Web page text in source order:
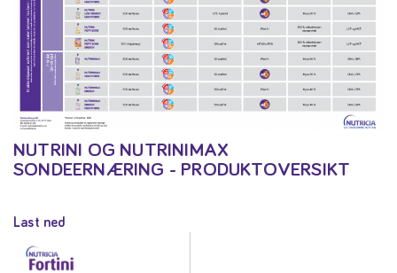
NUTRINI OG NUTRINIMAX
SONDEERNÆRING - PRODUKTOVERSIKT
Last ned